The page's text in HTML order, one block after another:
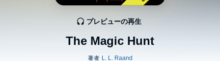
The Magic Hunt
プレビューの再生